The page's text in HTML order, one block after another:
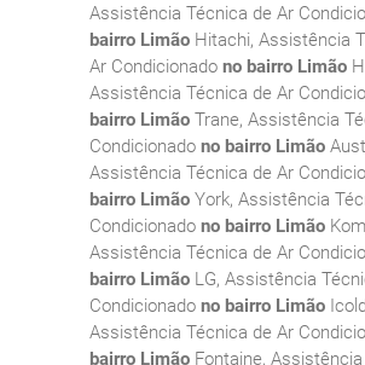
Assistência Técnica de Ar
bairro Limão Hitachi, Assistência
Ar Condicionado no bairro Limão
Assistência Técnica de Ar
bairro Limão Trane, Assistência
Condicionado no bairro Limão
Assistência Técnica de Ar
bairro Limão York, Assistência
Condicionado no bairro Limão
Assistência Técnica de Ar
bairro Limão LG, Assistência
Condicionado no bairro Limão
Assistência Técnica de Ar
bairro Limão Fontaine,